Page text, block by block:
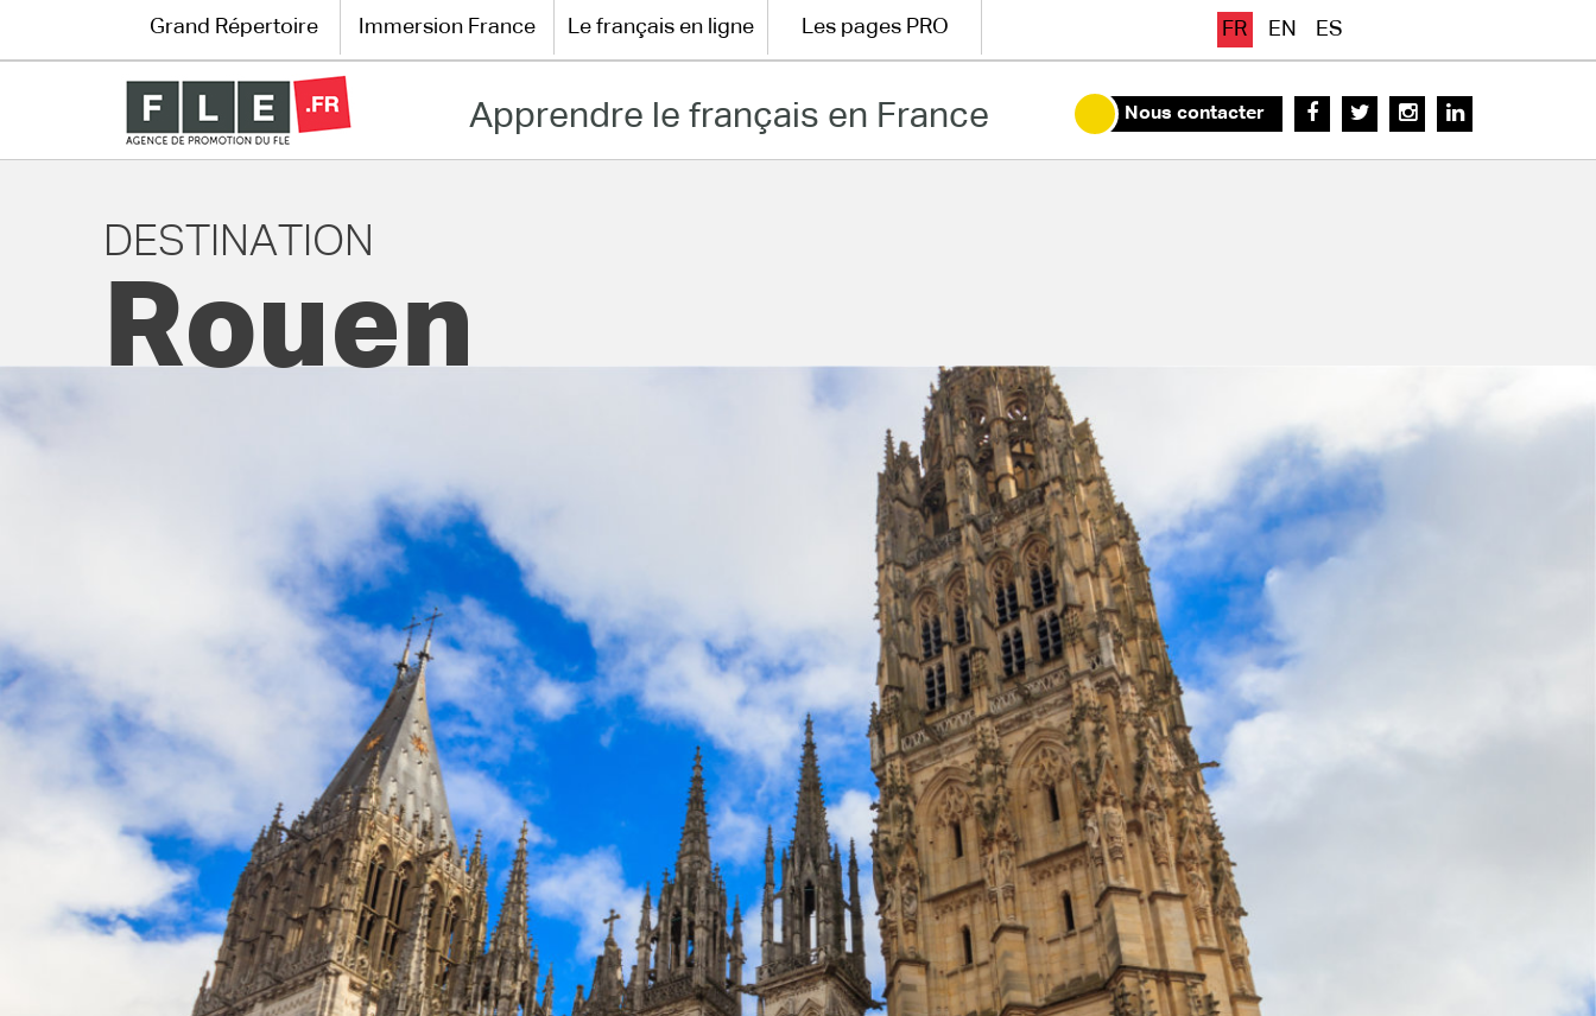
Grand Répertoire
Le français en ligne
Les pages PRO
Grand Répertoire Immersion France Le français en ligne Les pages PRO FR EN ES
Apprendre le français en France Nous contacter
DESTINATION
Rouen